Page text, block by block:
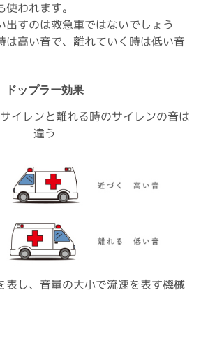
われます。
出すのは救急車ではないでしょう
は高い音で、離れていく時は低い音
ドップラー効果
イレンと離れる時のサイレンの音は
違う
表し、音量の大小で流速を表す機械